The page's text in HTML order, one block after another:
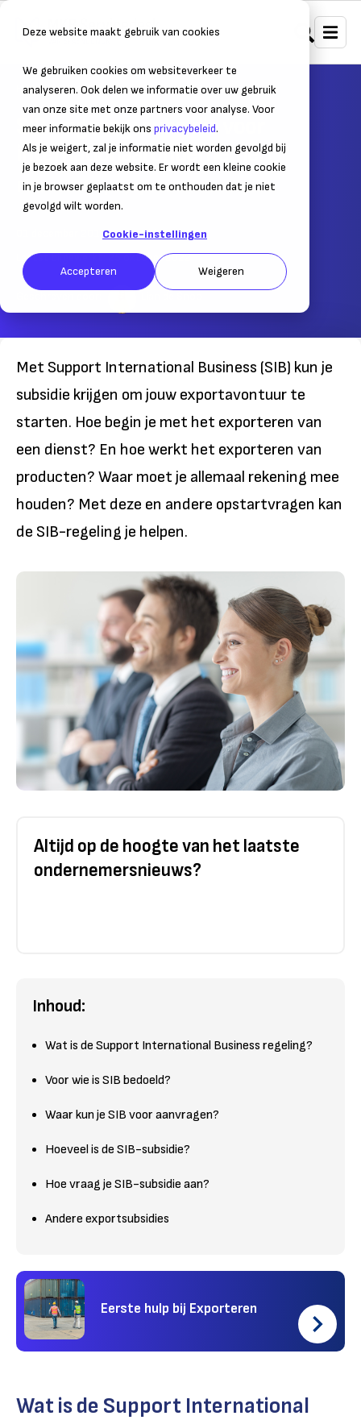
Deze website maakt gebruik van cookies
We gebruiken cookies om websiteverkeer te
analyseren. Ook delen we informatie over uw gebruik
van onze site met onze partners voor analyse. Voor
meer informatie bekijk ons privacybeleid.
Als je weigert, zal je informatie niet worden gevolgd bij
je bezoek aan deze website. Er wordt een kleine cookie
in je browser geplaatst om te onthouden dat je niet
gevolgd wilt worden.
Cookie-instellingen
Accepteren Weigeren
Home Financiering Subsidies
SIB-regeling: subsidie voor
internationaal ondernemen
Financiële hulp bij opstarten van export
01 december 2017– Leestijd:4min.
Laatst bijgewerkt:25 oktober 2022
Met Support International Business (SIB) kun je
subsidie krijgen om jouw exportavontuur te
starten. Hoe begin je met het exporteren van
een dienst? En hoe werkt het exporteren van
producten? Waar moet je allemaal rekening mee
houden? Met deze en andere opstartvragen kan
de SIB-regeling je helpen.
Altijd op de hoogte van het laatste
ondernemersnieuws?
Inhoud:
Wat is de Support International Business regeling?
Voor wie is SIB bedoeld?
Waar kun je SIB voor aanvragen?
Hoeveel is de SIB-subsidie?
Hoe vraag je SIB-subsidie aan?
Andere exportsubsidies
Eerste hulp bij Exporteren
Wat is de Support International